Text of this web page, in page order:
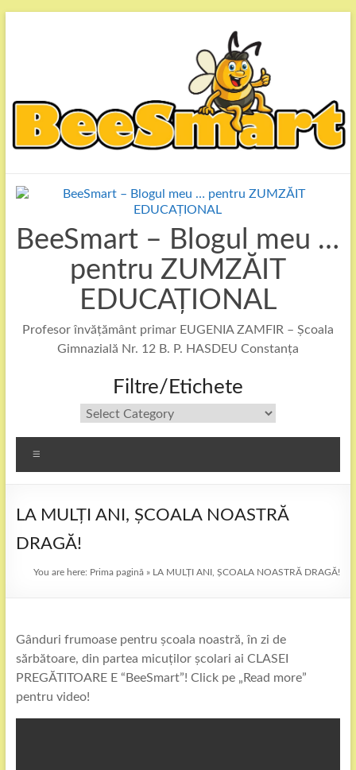
BeeSmart – Blogul meu …
pentru ZUMZĂIT
EDUCAȚIONAL
Profesor învățământ primar EUGENIA ZAMFIR – Școala
Gimnazială Nr. 12 B. P. HASDEU Constanța
Filtre/Etichete
Filtre/Etichete
LA MULȚI ANI, ȘCOALA NOASTRĂ
DRAGĂ!
You are here: Prima pagină » LA MULȚI ANI, ȘCOALA NOASTRĂ DRAGĂ!
Gânduri frumoase pentru școala noastră, în zi de
sărbătoare, din partea micuților școlari ai CLASEI
PREGĂTITOARE E “BeeSmart”! Click pe „Read more”
pentru video!